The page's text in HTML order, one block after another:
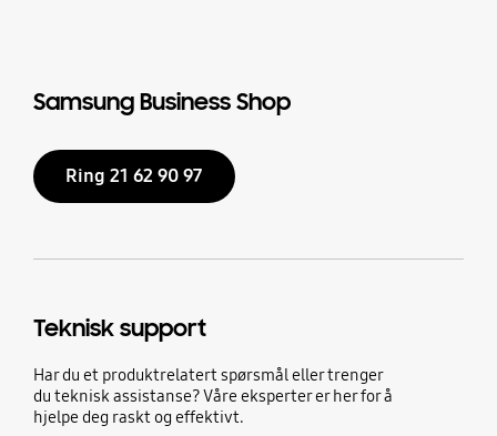
Samsung Business Shop
Ring 21 62 90 97
Teknisk support
Har du et produktrelatert spørsmål eller trenger
du teknisk assistanse? Våre eksperter er her for å
hjelpe deg raskt og effektivt.